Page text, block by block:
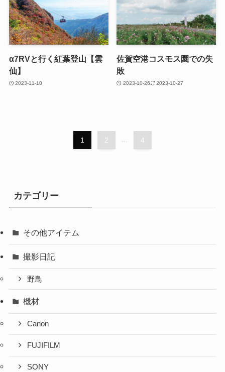
α7RVと行く紅葉登山【雲
仙】
2023-11-10
佐賀空港コスモス園での失
敗
2023-10-26 2023-10-27
1 2 4
カテゴリー
その他アイテム
撮影日記
野鳥
機材
Canon
FUJIFILM
SONY